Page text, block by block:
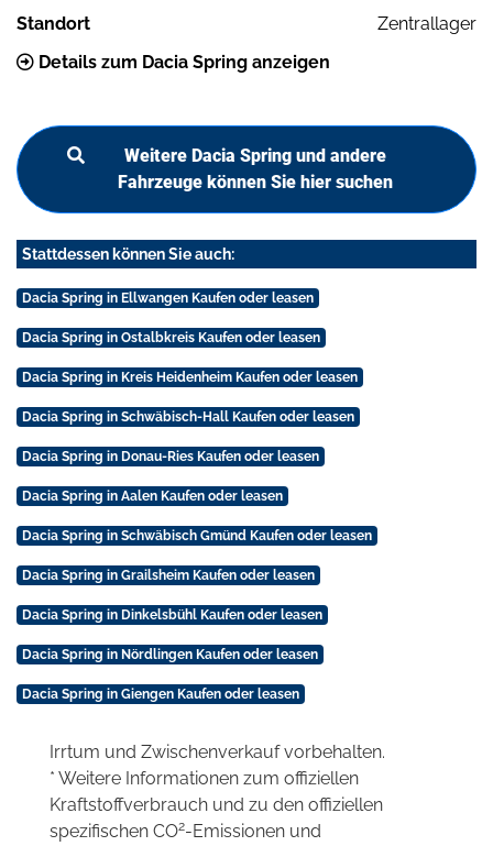
Standort
Zentrallager
Details zum Dacia Spring anzeigen
Weitere Dacia Spring und andere
Fahrzeuge können Sie hier suchen
Stattdessen können Sie auch:
Dacia Spring in Ellwangen Kaufen oder leasen
Dacia Spring in Ostalbkreis Kaufen oder leasen
Dacia Spring in Kreis Heidenheim Kaufen oder leasen
Dacia Spring in Schwäbisch-Hall Kaufen oder leasen
Dacia Spring in Donau-Ries Kaufen oder leasen
Dacia Spring in Aalen Kaufen oder leasen
Dacia Spring in Schwäbisch Gmünd Kaufen oder leasen
Dacia Spring in Grailsheim Kaufen oder leasen
Dacia Spring in Dinkelsbühl Kaufen oder leasen
Dacia Spring in Nördlingen Kaufen oder leasen
Dacia Spring in Giengen Kaufen oder leasen
Irrtum und Zwischenverkauf vorbehalten.
* Weitere Informationen zum offiziellen
Kraftstoffverbrauch und zu den offiziellen
spezifischen CO2-Emissionen und